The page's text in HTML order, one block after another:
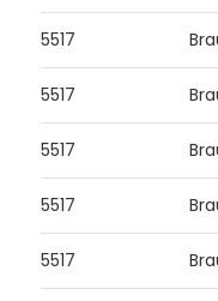
5517
5517
5517
5517
5517